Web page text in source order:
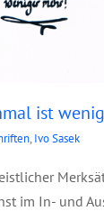
ist
, Ivo Sasek
im In- und